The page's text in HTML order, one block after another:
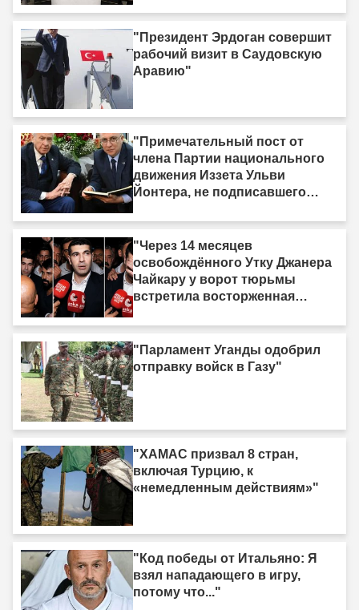
"Президент Эрдоган совершит
рабочий визит в Саудовскую
Аравию"
"Примечательный пост от
члена Партии национального
движения Иззета Ульви
Йонтера, не подписавшего
есть одна жизнь, и она тоже
должна быть принесена в
жертву»"
"Через 14 месяцев
освобождённого Утку Джанера
Чайкару у ворот тюрьмы
встретила восторженная
"Парламент Уганды одобрил
отправку войск в Газу"
"ХАМАС призвал 8 стран,
включая Турцию, к
«немедленным действиям»"
"Код победы от Итальяно: Я
взял нападающего в игру,
потому что..."